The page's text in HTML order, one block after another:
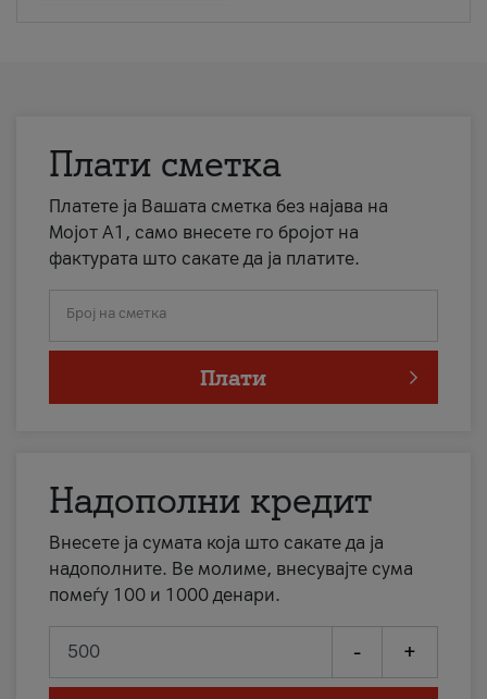
Плати сметка
Платете ја Вашата сметка без најава на
Мојот А1, само внесете го бројот на
фактурата што сакате да ја платите.
Број на сметка
Плати
Надополни кредит
Внесете ја сумата која што сакате да ја
надополните. Ве молиме, внесувајте сума
помеѓу 100 и 1000 денари.
- +